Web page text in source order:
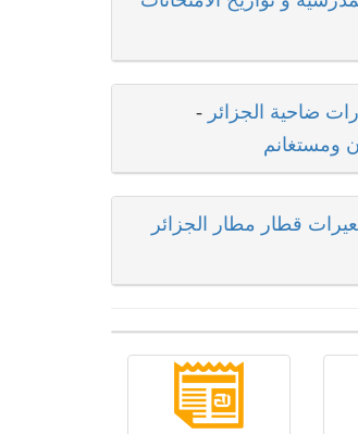
ضاحية الجزائر -
ومستغانم
قطار مطار الجزائر